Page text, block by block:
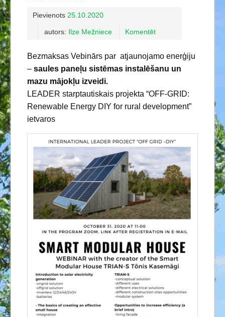
Pievienots 25.10.2020
autors: Ilze Mežniece Komentēt
Bezmaksas Vebinārs par atjaunojamo enerģiju
– saules paneļu sistēmas instalēšanu un
mazu mājokļu izveidi.
LEADER starptautiskais projekta “OFF-GRID:
Renewable Energy DIY for rural development”
ietvaros